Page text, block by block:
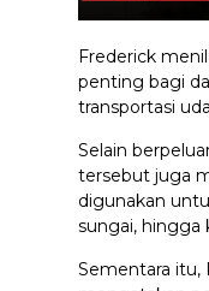
Frederick
penting bagi
transportasi
Selain
tersebut juga
digunakan
sungai, hingga
Sementara itu,